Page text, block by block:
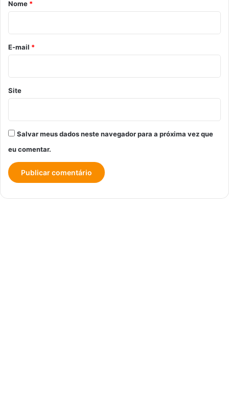
o
*
Nome *
E-mail *
Site
Salvar meus dados neste navegador para a próxima vez que
eu comentar.